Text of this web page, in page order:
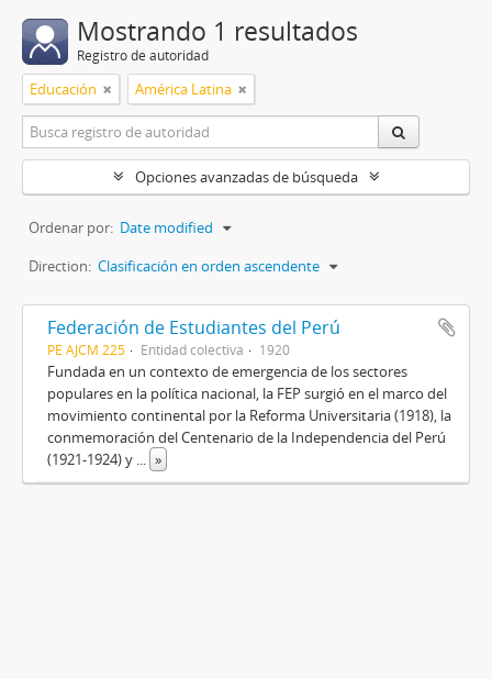
Mostrando 1 resultados
Registro de autoridad
Educación América Latina
Opciones avanzadas de búsqueda
Ordenar por: Date modified
Direction: Clasificación en orden ascendente
Federación de Estudiantes del Perú
PE AJCM 225 Entidad colectiva 1920
Fundada en un contexto de emergencia de los sectores
populares en la política nacional, la FEP surgió en el marco del
movimiento continental por la Reforma Universitaria (1918), la
conmemoración del Centenario de la Independencia del Perú
(1921-1924) y ... »